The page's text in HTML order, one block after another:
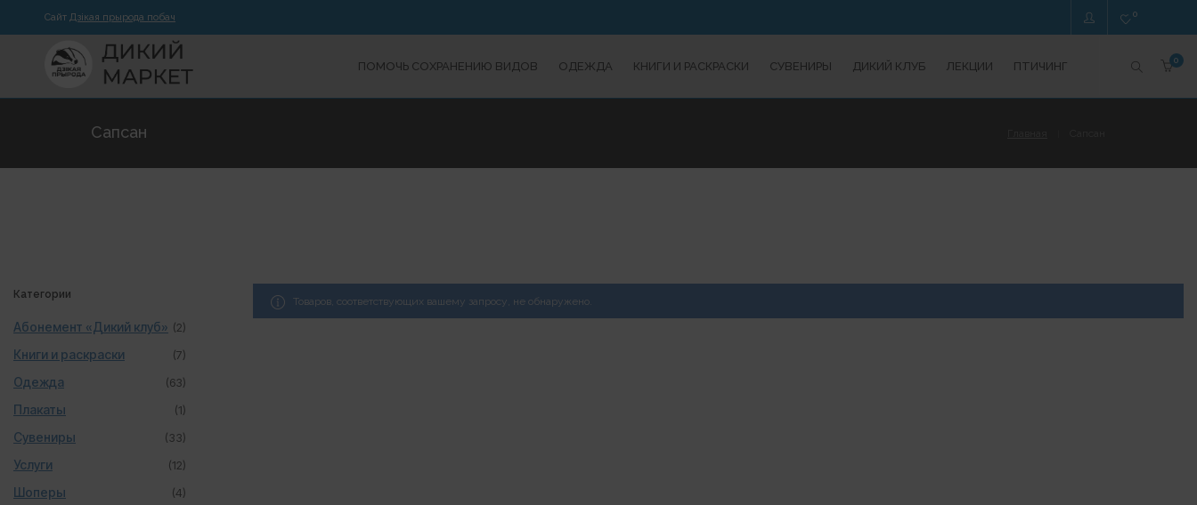
Сайт Дзікая прырода побач 0
ПОМОЧЬ СОХРАНЕНИЮ ВИДОВ ОДЕЖДА КНИГИ И РАСКРАСКИ СУВЕНИРЫ ДИКИЙ КЛУБ ЛЕКЦИИ ПТИЧИНГ 0
Сапсан
Товаров, соответствующих вашему запросу, не обнаружено.
Категории
Абонемент «Дикий клуб» (2)
Книги и раскраски (7)
Одежда (63)
Плакаты (1)
Сувениры (33)
Услуги (12)
Шоперы (4)